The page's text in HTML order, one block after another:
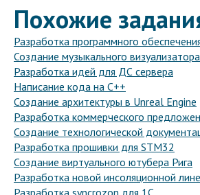
Похожие
Разработка программного
Создание музыкального
Разработка идей для ДС сервера
Написание кода на C++
Создание архитектуры в Unreal Engine
Разработка коммерческого
Создание технологической
Разработка прошивки для STM32
Создание виртуального ютубера Рига
Разработка новой инсоляционной